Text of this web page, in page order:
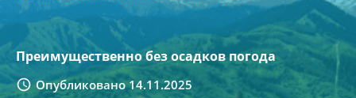
Преимущественно без осадков погода
Опубликовано 14.11.2025